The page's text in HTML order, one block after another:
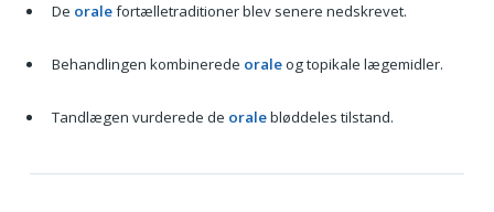
De oralefortælletraditioner blev senere nedskrevet.
Behandlingen kombinerede oraleog topikale lægemidler.
Tandlægen vurderede de oralebløddeles tilstand.